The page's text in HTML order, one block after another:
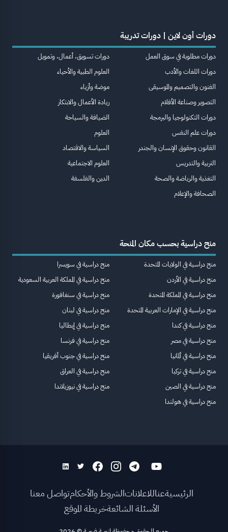
دورات أون لاين | دورات تدريبة
دورات مطلوبة في سوق العمل
دورات اللغات والأدب
الفنون والتصميم والموسيقى
التصوير وصناعة الأفلام
دورات التكنولوجيا والبرمجة
دورات علم النفس
القانون وحقوق الإنسان والجندر
التربية والتدريس
التغذية والرياضة والصحة
الصحافة والإعلام
دورات تسويق، أعمال، وتمويل
العلوم الطبية والأحياء
موضة وأزياء
ريادة الأعمال والابتكار
الضيافة والسياحة
العلوم
السياسة والاقتصاد
العلوم الاجتماعية
الدين والفلسفة
منح دراسية بحسب مكان المنحة
منح دراسية في الولايات المتحدة
منح دراسية في الأردن
منح دراسية في المملكة المتحدة
منح دراسية في الإمارات العربية المتحدة
منح دراسية في كندا
منح دراسية في مصر
منح دراسية في ألمانيا
منح دراسية في تركيا
منح دراسية في الصين
منح دراسية في هولندا
منح دراسية في سويسرا
منح دراسية في المملكة العربية السعودية
منح دراسية في سنغافورة
منح دراسية في لبنان
منح دراسية في إيطاليا
منح دراسية في فرنسا
منح دراسية في جنوب أفريقيا
منح دراسية في العراق
منح دراسية في نيوزيلاندا
الرئيسيةعناللاعلاناتالشروط والأحكامتواصل معنا
الأسئلة الشائعةخريطة الموقع